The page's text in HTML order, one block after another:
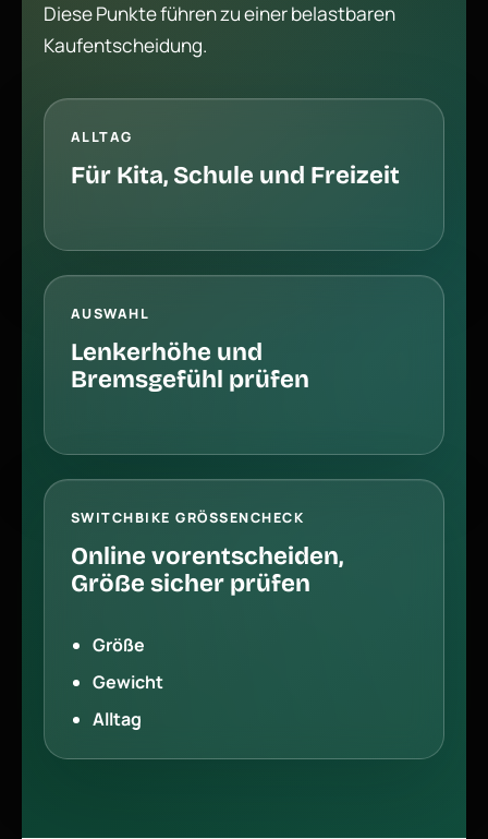
Diese Punkte führen zu einer belastbaren
Kaufentscheidung.
ALLTAG
Für Kita, Schule und Freizeit
AUSWAHL
Lenkerhöhe und
Bremsgefühl prüfen
SWITCHBIKE GRÖSSENCHECK
Online vorentscheiden,
Größe sicher prüfen
Größe
Gewicht
Alltag